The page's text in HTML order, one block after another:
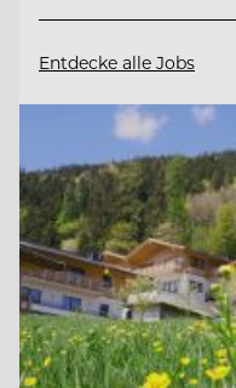
Entdecke alle Jobs